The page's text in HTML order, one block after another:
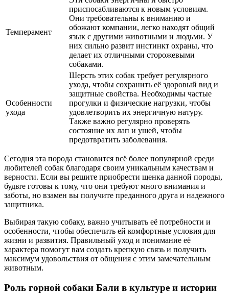
Темперамент
приспосабливаются к новым условиям.
Они требовательны к вниманию и
обожают компании, легко находят общий
язык с другими животными и людьми. У
них сильно развит инстинкт охраны, что
делает их отличными сторожевыми
собаками.
Особенности
ухода
Шерсть этих собак требует регулярного
ухода, чтобы сохранить её здоровый вид и
защитные свойства. Необходимы частые
прогулки и физические нагрузки, чтобы
удовлетворить их энергичную натуру.
Также важно регулярно проверять
состояние их лап и ушей, чтобы
предотвратить заболевания.
Сегодня эта порода становится всё более популярной среди
любителей собак благодаря своим уникальным качествам и
верности. Если вы решите приобрести щенка данной породы,
будьте готовы к тому, что они требуют много внимания и
заботы, но взамен вы получите преданного друга и надежного
защитника.
Выбирая такую собаку, важно учитывать её потребности и
особенности, чтобы обеспечить ей комфортные условия для
жизни и развития. Правильный уход и понимание её
характера помогут вам создать крепкую связь и получить
максимум удовольствия от общения с этим замечательным
животным.
Роль горной собаки Бали в культуре и истории